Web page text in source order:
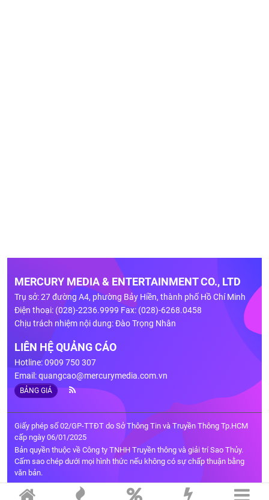
MERCURY MEDIA & ENTERTAINMENT CO., LTD
Trụ sở: 27 đường A4, phường Bảy Hiền, thành phố Hồ Chí Minh
Điện thoại: (028)-2236.9999 Fax: (028)-6268.0458
Chịu trách nhiệm nội dung: Đào Trọng Nhân
LIÊN HỆ QUẢNG CÁO
Hotline: 0909 750 307
Email:quangcao@mercurymedia.com.vn
BẢNG GIÁ
Giấy phép số 02/GP-TTĐT do Sở Thông Tin và Truyền Thông Tp.HCM
cấp ngày 06/01/2025
Bản quyền thuộc về Công ty TNHH Truyền thông và giải trí Sao Thủy.
Cấm sao chép dưới mọi hình thức nếu không có sự chấp thuận bằng
văn bản.